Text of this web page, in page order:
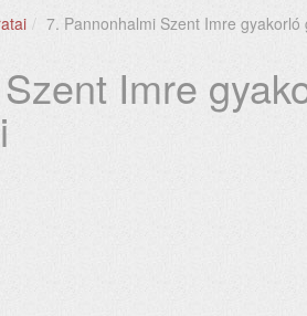
7. Pannonhalmi Szent Imre gyakorló
Imre